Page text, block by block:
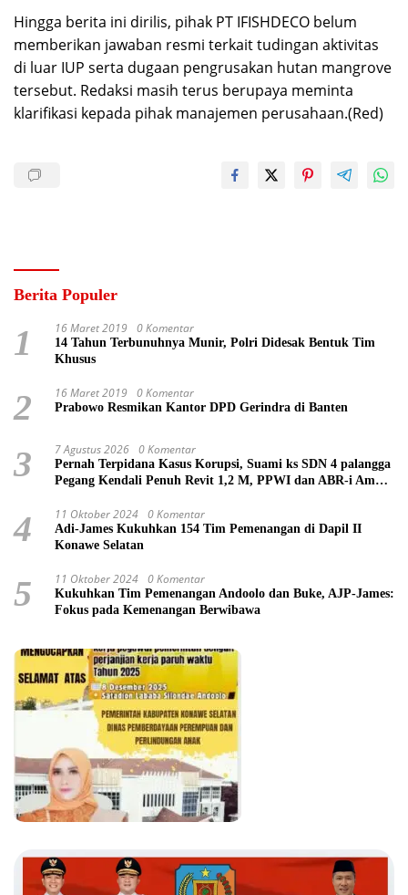
‎Hingga berita ini dirilis, pihak PT IFISHDECO belum
memberikan jawaban resmi terkait tudingan aktivitas
di luar IUP serta dugaan pengrusakan hutan mangrove
tersebut. Redaksi masih terus berupaya meminta
klarifikasi kepada pihak manajemen perusahaan.(Red)
Berita Populer
1 16 Maret 2019 0 Komentar
14 Tahun Terbunuhnya Munir, Polri Didesak Bentuk Tim
Khusus
2 16 Maret 2019 0 Komentar
Prabowo Resmikan Kantor DPD Gerindra di Banten
3 7 Agustus 2026 0 Komentar
Pernah Terpidana Kasus Korupsi, Suami ks SDN 4 palangga
Pegang Kendali Penuh Revit 1,2 M, PPWI dan ABR-i Ambil
4 11 Oktober 2024 0 Komentar
Adi-James Kukuhkan 154 Tim Pemenangan di Dapil II
Konawe Selatan
5 11 Oktober 2024 0 Komentar
Kukuhkan Tim Pemenangan Andoolo dan Buke, AJP-James:
Fokus pada Kemenangan Berwibawa